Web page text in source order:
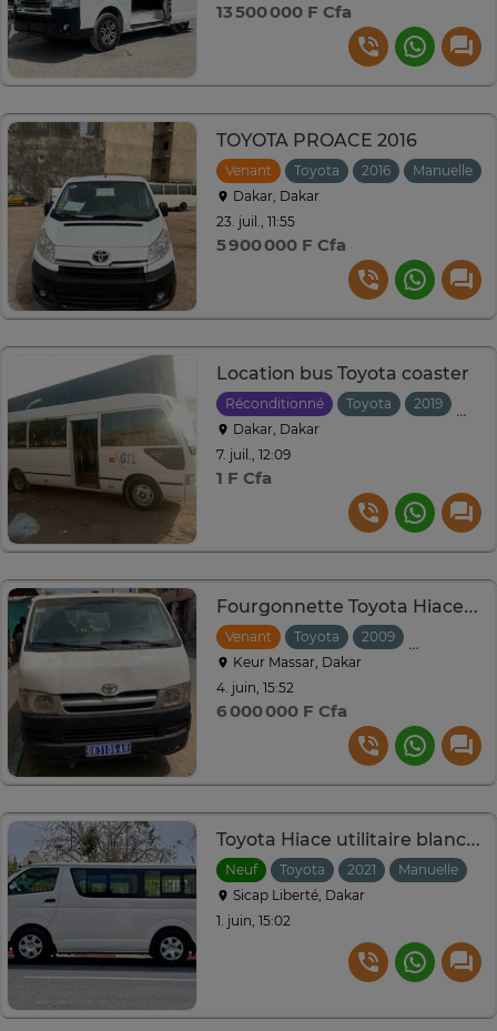
13 500 000 F Cfa
TOYOTA PROACE 2016
Venant Toyota 2016
Manuelle
Dakar, Dakar
23. juil., 11:55
5 900 000 F Cfa
Location bus Toyota coaster
Réconditionné Toyota 2019
Dakar, Dakar
7. juil., 12:09
1 F Cfa
Fourgonnette Toyota Hiace 2009
Venant Toyota 2009
Keur Massar, Dakar
4. juin, 15:52
6 000 000 F Cfa
Toyota Hiace utilitaire blanc 14 places robuste
Neuf Toyota 2021
Manuelle
Sicap Liberté, Dakar
1. juin, 15:02